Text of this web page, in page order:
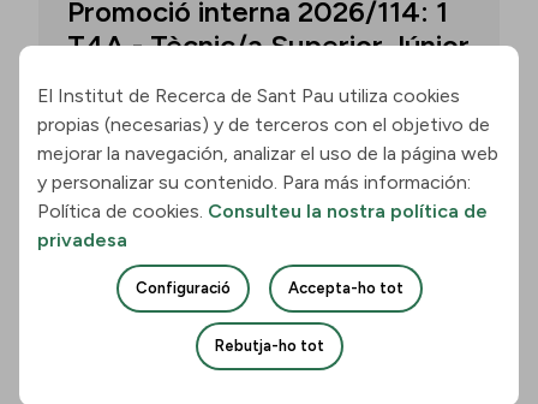
Promoció interna 2026/114: 1
T4A - Tècnic/a Superior Júnior
Convocatòria per a un/a T4A - Tècnic/a
Superior Júnior al grup Neurobiologia de
les Demències - Multilingual Aphasia &
Dementia Research Lab. Termini: 11
d’agost de 2026, 15.00 h.
Uneix-te
El Institut de Recerca de Sant Pau utiliza cookies
propias (necesarias) y de terceros con el objetivo de
mejorar la navegación, analizar el uso de la página web
y personalizar su contenido. Para más información:
Política de cookies. Consulteu la nostra política de
privadesa
Configuració Accepta-ho tot
Rebutja-ho tot